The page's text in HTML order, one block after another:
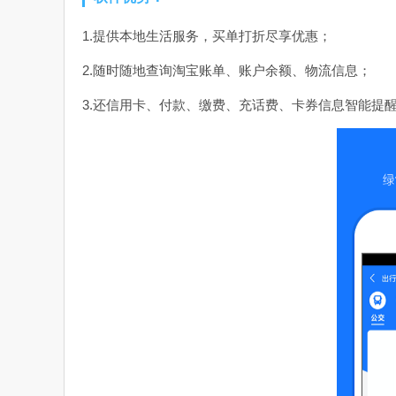
1.提供本地生活服务，买单打折尽享优惠；
2.随时随地查询淘宝账单、账户余额、物流信息；
3.还信用卡、付款、缴费、充话费、卡券信息智能提